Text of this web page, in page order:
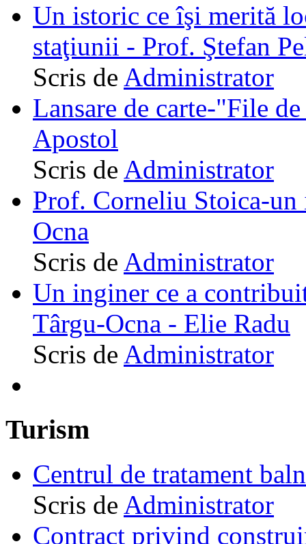
Un istoric ce îşi merită
staţiunii - Prof. Ştefan
Scris de Administrator
Lansare de carte-"File
Apostol
Scris de Administrator
Prof. Corneliu Stoica-
Ocna
Scris de Administrator
Un inginer ce a
Târgu-Ocna - Elie Radu
Scris de Administrator
Turism
Centrul de tratament
Scris de Administrator
Contract privind